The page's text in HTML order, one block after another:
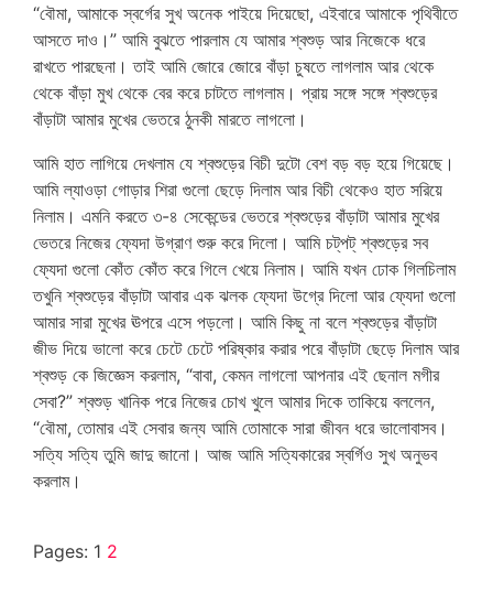
“বৌমা, আমাকে স্বর্গের সুখ অনেক পাইয়ে দিয়েছো, এইবারে আমাকে পৃথিবীতে
আসতে দাও।” আমি বুঝতে পারলাম যে আমার শ্বশুড় আর নিজেকে ধরে
রাখতে পারছেনা। তাই আমি জোরে জোরে বাঁড়া চুষতে লাগলাম আর থেকে
থেকে বাঁড়া মুখ থেকে বের করে চাটতে লাগলাম। প্রায় সঙ্গে সঙ্গে শ্বশুড়ের
বাঁড়াটা আমার মুখের ভেতরে ঠুনকী মারতে লাগলো।
আমি হাত লাগিয়ে দেখলাম যে শ্বশুড়ের বিচী দুটো বেশ বড় বড় হয়ে গিয়েছে।
আমি ল্যাওড়া গোড়ার শিরা গুলো ছেড়ে দিলাম আর বিচী থেকেও হাত সরিয়ে
নিলাম। এমনি করতে ৩-৪ সেকেন্ডের ভেতরে শ্বশুড়ের বাঁড়াটা আমার মুখের
ভেতরে নিজের ফ্যেদা উগ্রাণ শুরু করে দিলো। আমি চট্‌পট্ শ্বশুড়ের সব
ফ্যেদা গুলো কোঁত কোঁত করে গিলে খেয়ে নিলাম। আমি যখন ঢোক গিলচিলাম
তখুনি শ্বশুড়ের বাঁড়াটা আবার এক ঝলক ফ্যেদা উগ্রে দিলো আর ফ্যেদা গুলো
আমার সারা মুখের ঊপরে এসে পড়লো। আমি কিছু না বলে শ্বশুড়ের বাঁড়াটা
জীভ দিয়ে ভালো করে চেটে চেটে পরিষ্কার করার পরে বাঁড়াটা ছেড়ে দিলাম আর
শ্বশুড় কে জিজ্ঞেস করলাম, “বাবা, কেমন লাগলো আপনার এই ছেনাল মগীর
সেবা?” শ্বশুড় খানিক পরে নিজের চোখ খুলে আমার দিকে তাকিয়ে বললেন,
“বৌমা, তোমার এই সেবার জন্য আমি তোমাকে সারা জীবন ধরে ভালোবাসব।
সত্যি সত্যি তুমি জাদু জানো। আজ আমি সত্যিকারের স্বর্গিও সুখ অনুভব
করলাম।
Pages: 1 2